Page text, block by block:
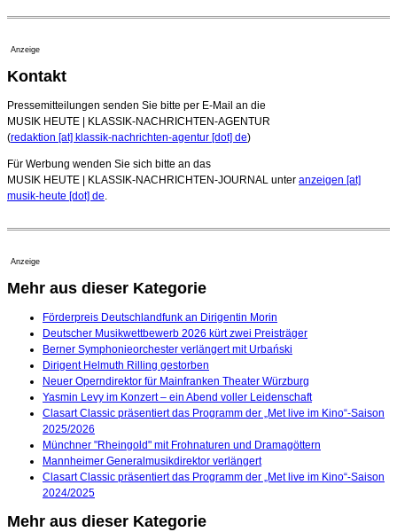
Anzeige
Kontakt
Pressemitteilungen senden Sie bitte per E-Mail an die
MUSIK HEUTE | KLASSIK-NACHRICHTEN-AGENTUR
(redaktion [at] klassik-nachrichten-agentur [dot] de)
Für Werbung wenden Sie sich bitte an das
MUSIK HEUTE | KLASSIK-NACHRICHTEN-JOURNAL unter anzeigen [at]
musik-heute [dot] de
Anzeige
Mehr aus dieser Kategorie
Förderpreis Deutschlandfunk an Dirigentin Morin
Deutscher Musikwettbewerb 2026 kürt zwei Preisträger
Berner Symphonieorchester verlängert mit Urbański
Dirigent Helmuth Rilling gestorben
Neuer Operndirektor für Mainfranken Theater Würzburg
Yasmin Levy im Konzert – ein Abend voller Leidenschaft
Clasart Classic präsentiert das Programm der „Met live im Kino“-Saison
2025/2026
Münchner "Rheingold" mit Frohnaturen und Dramagöttern
Mannheimer Generalmusikdirektor verlängert
Clasart Classic präsentiert das Programm der „Met live im Kino“-Saison
2024/2025
Mehr aus dieser Kategorie